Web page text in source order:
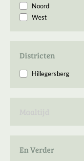
Noord
West
Districten
Hillegersberg
En Verder